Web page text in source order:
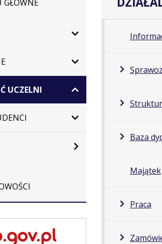
GŁÓWNE
UCZELNI
Baza
Majątek
Praca